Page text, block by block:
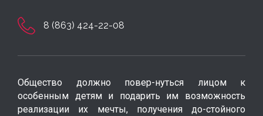
8 (863) 424-22-08
Общество должно повер-нуться лицом к
особенным детям и подарить им возможность
реализации их мечты, получения до-стойного